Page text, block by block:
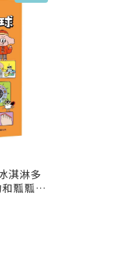
淇淋多
瓢瓢蟲
疑問和